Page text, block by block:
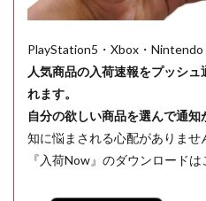
PlayStation5・Xbox・
人気商品の入荷速報をプッシ
れます。
自分の欲しい商品を選んで通知
知に悩まされる心配がありませ
『入荷Now』のダウンロードは